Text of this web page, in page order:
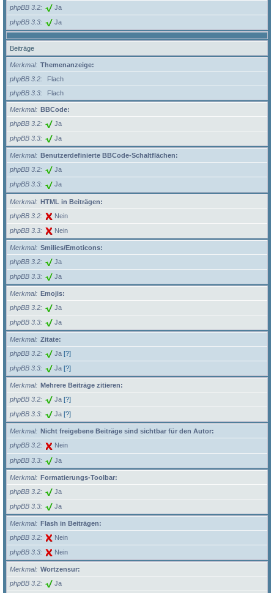
phpBB 3.2
Ja
phpBB 3.3 Ja
Beiträge
Merkmal
Themenanzeige:
phpBB 3.2
Flach
phpBB 3.3
Flach
Merkmal
BBCode:
phpBB 3.2
Ja
phpBB 3.3 Ja
Merkmal
Benutzerdefinierte BBCode-Schaltflächen:
phpBB 3.2
Ja
phpBB 3.3 Ja
Merkmal
HTML in Beiträgen:
phpBB 3.2
Nein
phpBB 3.3 Nein
Merkmal
Smilies/Emoticons:
phpBB 3.2
Ja
phpBB 3.3 Ja
Merkmal
Emojis:
phpBB 3.2
Ja
phpBB 3.3 Ja
Merkmal
Zitate:
phpBB 3.2
Ja [?]
phpBB 3.3 Ja [?]
Merkmal
Mehrere Beiträge zitieren:
phpBB 3.2
Ja [?]
phpBB 3.3 Ja [?]
Merkmal
Nicht freigebene Beiträge sind sichtbar für den Autor:
phpBB 3.2
Nein
phpBB 3.3 Ja
Merkmal
Formatierungs-Toolbar:
phpBB 3.2
Ja
phpBB 3.3 Ja
Merkmal
Flash in Beiträgen:
phpBB 3.2
Nein
phpBB 3.3 Nein
Merkmal
Wortzensur:
phpBB 3.2
Ja